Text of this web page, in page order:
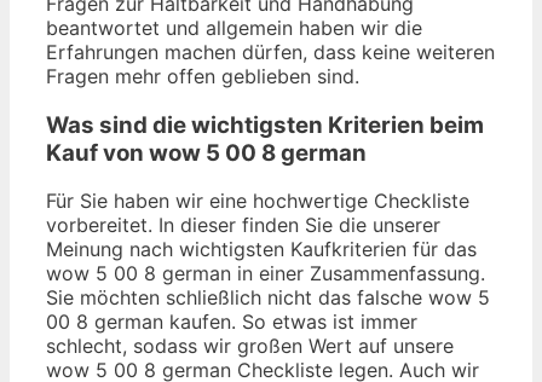
beantwortet und allgemein haben wir die
Erfahrungen machen dürfen, dass keine weiteren
Fragen mehr offen geblieben sind.
Was sind die wichtigsten Kriterien beim
Kauf von wow 5 00 8 german
Für Sie haben wir eine hochwertige Checkliste
vorbereitet. In dieser finden Sie die unserer
Meinung nach wichtigsten Kaufkriterien für das
wow 5 00 8 german in einer Zusammenfassung.
Sie möchten schließlich nicht das falsche wow 5
00 8 german kaufen. So etwas ist immer
schlecht, sodass wir großen Wert auf unsere
wow 5 00 8 german Checkliste legen. Auch wir